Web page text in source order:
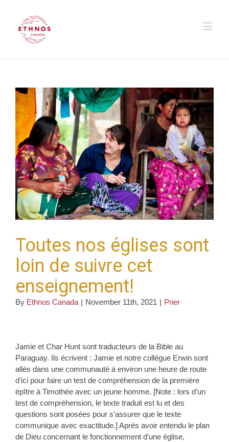
Toutes nos églises sont
loin de suivre cet
enseignement!
By Ethnos Canada | November 11th, 2021 | Prier
Jamie et Char Hunt sont traducteurs de la Bible au
Paraguay. Ils écrivent : Jamie et notre collègue Erwin sont
allés dans une communauté à environ une heure de route
d’ici pour faire un test de compréhension de la première
épître à Timothée avec un jeune homme. [Note : lors d’un
test de compréhension, le texte traduit est lu et des
questions sont posées pour s’assurer que le texte
communique avec exactitude.] Après avoir entendu le plan
de Dieu concernant le fonctionnement d’une église,